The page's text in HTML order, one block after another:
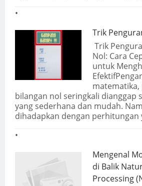
Trik
Trik
Nol: Cara
untuk
bilangan nol seringkali dianggap
yang sederhana dan mudah.
dihadapkan dengan
Mengenal
di Balik
Processing